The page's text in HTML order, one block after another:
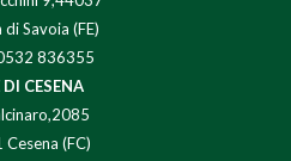
di Savoia (FE)
836355
DI CESENA
(FC)